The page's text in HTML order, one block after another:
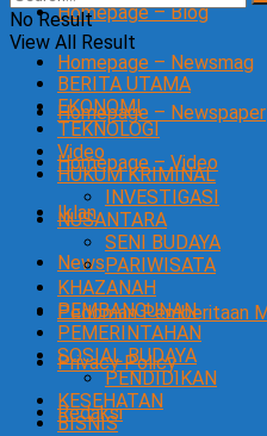
Homepage – Blog
Homepage – Newsmag
Homepage – Newspaper
Homepage – Video
Iklan
News
Pedoman Pemberitaan
Privacy Policy
Redaksi
No Result
View All Result
BERITA UTAMA
EKONOMI
TEKNOLOGI
Video
HUKUM KRIMINAL
INVESTIGASI
NUSANTARA
SENI BUDAYA
PARIWISATA
KHAZANAH
PEMBANGUNAN
PEMERINTAHAN
SOSIAL BUDAYA
PENDIDIKAN
KESEHATAN
BISNIS